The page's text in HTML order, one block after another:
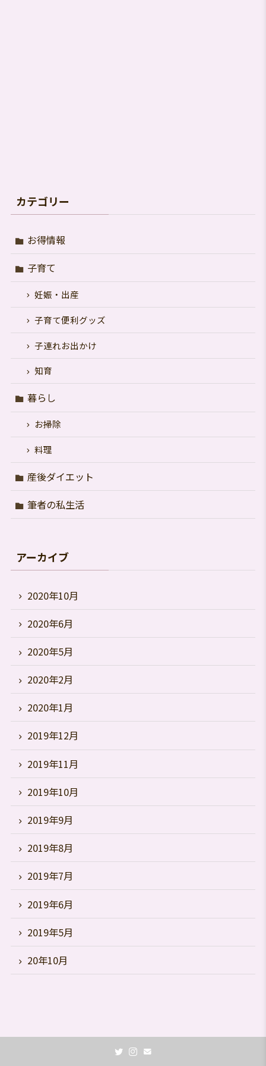
カテゴリー
お得情報
子育て
妊娠・出産
子育て便利グッズ
子連れお出かけ
知育
暮らし
お掃除
料理
産後ダイエット
筆者の私生活
アーカイブ
2020年10月
2020年6月
2020年5月
2020年2月
2020年1月
2019年12月
2019年11月
2019年10月
2019年9月
2019年8月
2019年7月
2019年6月
2019年5月
20年10月